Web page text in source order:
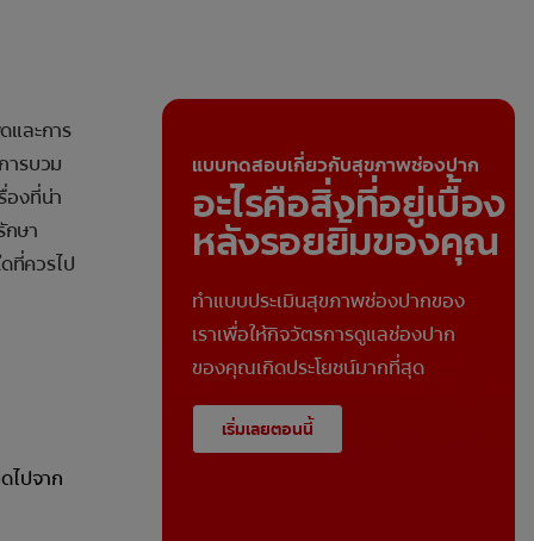
ละการ
ารบวม
องที่น่า
ษา
ที่ควรไป
ไปจาก
แบบทดสอบเกี่ยวกับสุขภาพช่องปาก
อะไรคือสิ่งที่อยู่เบื้อง
หลังรอยยิ้มของคุณ
ทำแบบประเมินสุขภาพช่องปากของ
เราเพื่อให้กิจวัตรการดูแลช่องปาก
ของคุณเกิดประโยชน์มากที่สุด
เริ่มเลยตอนนี้